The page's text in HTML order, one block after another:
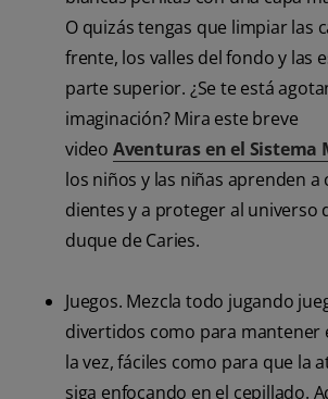
O quizás tengas que limpiar las
frente, los valles del fondo y las
parte superior. ¿Se te está
imaginación? Mira este breve
video Aventuras en el Sistema
los niños y las niñas aprenden a
dientes y a proteger al universo
duque de Caries.
Juegos. Mezcla todo jugando
divertidos como para mantener
la vez, fáciles como para que la
siga enfocando en el cepillado.